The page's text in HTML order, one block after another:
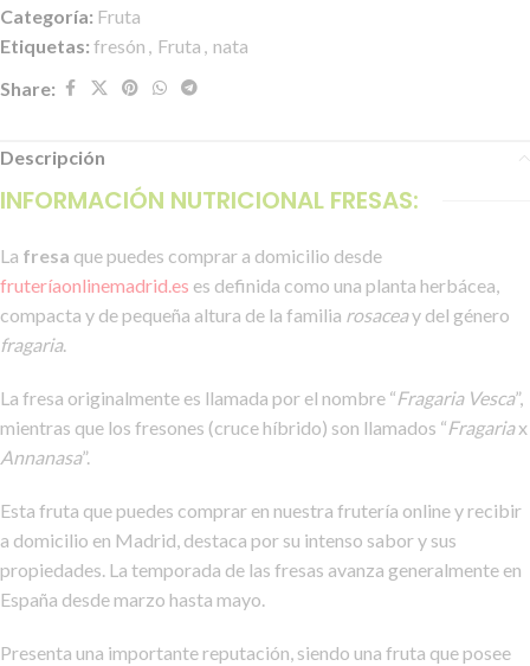
Categoría: Fruta
Etiquetas: fresón , Fruta , nata
Share:
Descripción
INFORMACIÓN NUTRICIONAL FRESAS:
La fresa que puedes comprar a domicilio desde
fruteríaonlinemadrid.es es definida como una planta herbácea,
compacta y de pequeña altura de la familia rosaceay del género
fragaria.
La fresa originalmente es llamada por el nombre “Fragaria Vesca”,
mientras que los fresones (cruce híbrido) son llamados “Fragariax
Annanasa”.
Esta fruta que puedes comprar en nuestra frutería online y recibir
a domicilio en Madrid, destaca por su intenso sabor y sus
propiedades. La temporada de las fresas avanza generalmente en
España desde marzo hasta mayo.
Presenta una importante reputación, siendo una fruta que posee